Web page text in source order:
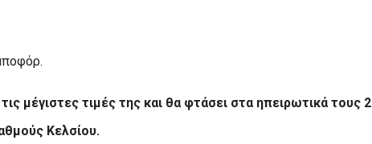
μέγιστες τιμές της και θα φτάσει στα ηπειρωτικά τους
Κελσίου.